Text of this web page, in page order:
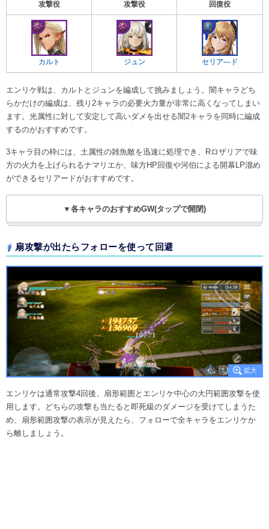
攻撃役 攻撃役 回復役
カルト ジュン セリア―ド
エンリケ戦は、カルトとジュンを編成して挑みましょう。闇キャラどち
らかだけの編成は、残り2キャラの必要火力量が非常に高くなってしまい
ます。光属性に対して安定して高いダメを出せる闇2キャラを同時に編成
するのがおすすめです。
3キャラ目の枠には、土属性の雑魚敵を迅速に処理でき、Rロザリアで味
方の火力を上げられるナマリエか、味方HP回復や河伯による開幕LP溜め
ができるセリアードがおすすめです。
▼各キャラのおすすめGW(タップで開閉)
扇攻撃が出たらフォローを使って回避
エンリケは通常攻撃4回後、扇形範囲とエンリケ中心の大円範囲攻撃を使
用します。どちらの攻撃も当たると即死級のダメージを受けてしまうた
め、扇形範囲攻撃の表示が見えたら、フォローで全キャラをエンリケか
ら離しましょう。